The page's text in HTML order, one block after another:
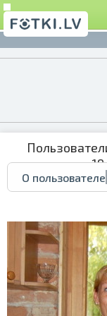
О пользователе